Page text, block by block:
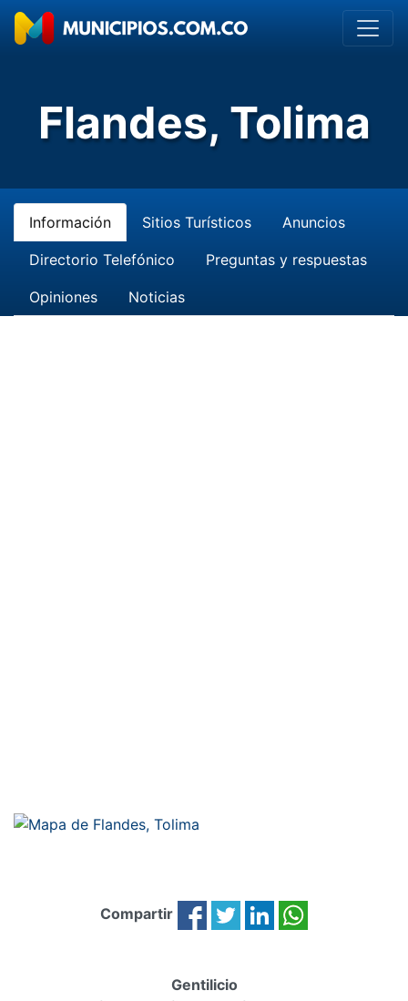
Flandes, Tolima
Información Sitios Turísticos Anuncios
Directorio Telefónico Preguntas y respuestas
Opiniones Noticias
Compartir
Gentilicio